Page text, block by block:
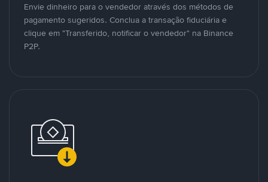
Envie dinheiro para o vendedor através dos métodos de
pagamento sugeridos. Conclua a transação fiduciária e
clique em "Transferido, notificar o vendedor" na Binance
P2P.